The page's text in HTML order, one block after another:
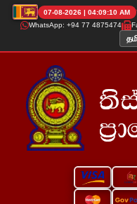
07-08-2026 | 04:09:10 AM
WhatsApp: +94 77 4875474